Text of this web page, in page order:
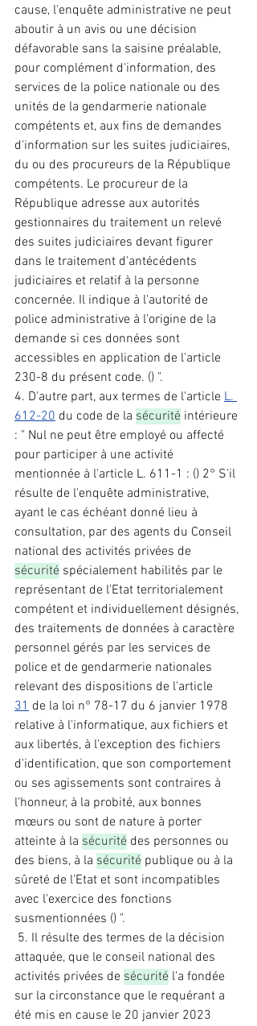
cause, l'enquête administrative ne peut
aboutir à un avis ou une décision
défavorable sans la saisine préalable,
pour complément d'information, des
services de la police nationale ou des
unités de la gendarmerie nationale
compétents et, aux fins de demandes
d'information sur les suites judiciaires,
du ou des procureurs de la République
compétents. Le procureur de la
République adresse aux autorités
gestionnaires du traitement un relevé
des suites judiciaires devant figurer
dans le traitement d'antécédents
judiciaires et relatif à la personne
concernée. Il indique à l'autorité de
police administrative à l'origine de la
demande si ces données sont
accessibles en application de l'article
230-8 du présent code. () ".
4. D'autre part, aux termes de l'article L.
612-20 du code de la sécurité intérieure
: " Nul ne peut être employé ou affecté
pour participer à une activité
mentionnée à l'article L. 611-1 : () 2° S'il
résulte de l'enquête administrative,
ayant le cas échéant donné lieu à
consultation, par des agents du Conseil
national des activités privées de
sécurité spécialement habilités par le
représentant de l'Etat territorialement
compétent et individuellement désignés,
des traitements de données à caractère
personnel gérés par les services de
police et de gendarmerie nationales
relevant des dispositions de l'article
31 de la loi n° 78-17 du 6 janvier 1978
relative à l'informatique, aux fichiers et
aux libertés, à l'exception des fichiers
d'identification, que son comportement
ou ses agissements sont contraires à
l'honneur, à la probité, aux bonnes
mœurs ou sont de nature à porter
atteinte à la sécurité des personnes ou
des biens, à la sécurité publique ou à la
sûreté de l'Etat et sont incompatibles
avec l'exercice des fonctions
susmentionnées () ".
attaquée, que le conseil national des
activités privées de sécurité l'a fondée
sur la circonstance que le requérant a
été mis en cause le 20 janvier 2023